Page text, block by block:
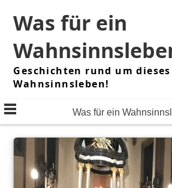
content
Was für ein
Geschichten rund um dieses
Wahnsinnsleben!
Was für ein